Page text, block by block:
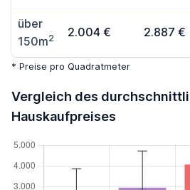
über
150m2 2.004 € 2.887 €
* Preise pro Quadratmeter
Vergleich des
Hauskaufpreises